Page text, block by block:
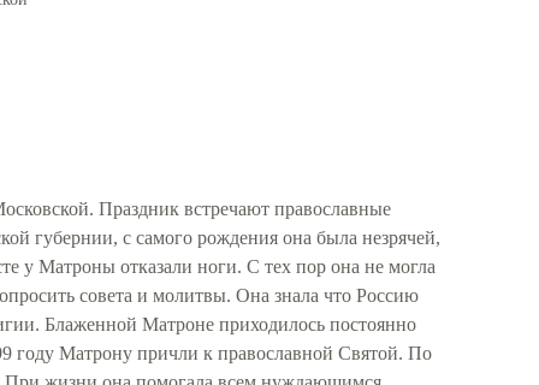
Праздник встречают православные
губернии, с самого рождения она была незрячей,
у Матроны отказали ноги. С тех пор она не могла
совета и молитвы. Она знала что Россию
Блаженной Матроне приходилось постоянно
году Матрону причли к православной Святой. По